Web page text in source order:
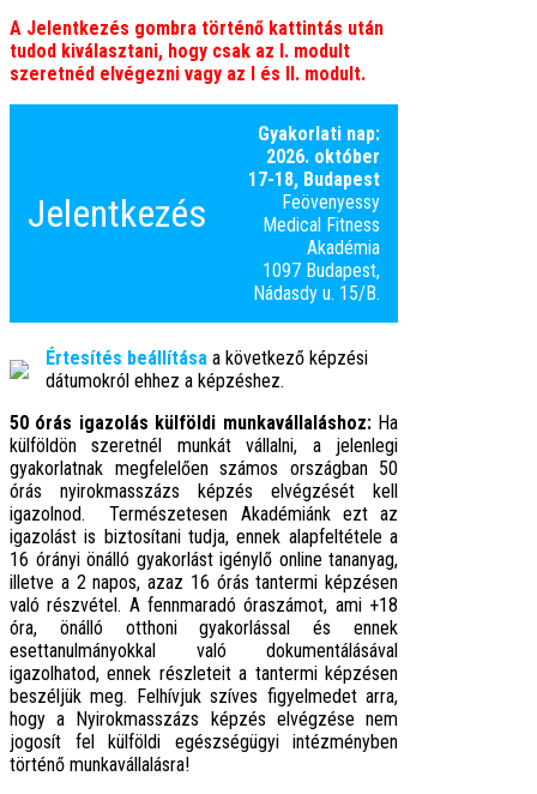
A Jelentkezés gombra történő kattintás után
tudod kiválasztani, hogy csak az I. modult
szeretnéd elvégezni vagy az I és II. modult.
Jelentkezés
Gyakorlati nap:
2026. október
17-18, Budapest
Feövenyessy
Medical Fitness
Akadémia
1097 Budapest,
Nádasdy u. 15/B.
Értesítés beállításaa következő képzési
dátumokról ehhez a képzéshez.
50 órás igazolás külföldi munkavállaláshoz:Ha
külföldön szeretnél munkát vállalni, a jelenlegi
gyakorlatnak megfelelően számos országban 50
órás nyirokmasszázs képzés elvégzését kell
igazolnod. Természetesen Akadémiánk ezt az
igazolást is biztosítani tudja, ennek alapfeltétele a
16 órányi önálló gyakorlást igénylő online tananyag,
illetve a 2 napos, azaz 16 órás tantermi képzésen
való részvétel. A fennmaradó óraszámot, ami +18
óra, önálló otthoni gyakorlással és ennek
esettanulmányokkal való dokumentálásával
igazolhatod, ennek részleteit a tantermi képzésen
beszéljük meg. Felhívjuk szíves figyelmedet arra,
hogy a Nyirokmasszázs képzés elvégzése nem
jogosít fel külföldi egészségügyi intézményben
történő munkavállalásra!